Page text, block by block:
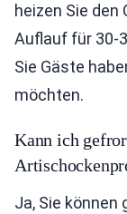
heizen Sie den
Auflauf für 30-
Sie Gäste
möchten.
Kann ich
Ja, Sie können